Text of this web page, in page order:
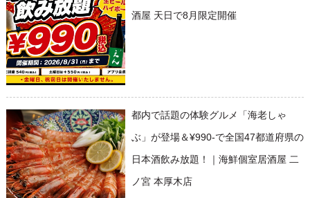
酒屋 天日で8月限定開催
都内で話題の体験グルメ「海老しゃ
ぶ」が登場＆¥990-で全国47都道府県の
日本酒飲み放題！｜海鮮個室居酒屋 二
ノ宮 本厚木店